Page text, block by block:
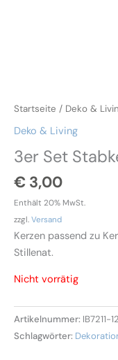
Startseite / Deko &
Deko & Living
3er Set
€ 3,00
Enthält 20% MwSt.
zzgl.Versand
Kerzen passend zu
Stillenat.
Nicht vorrätig
Artikelnummer: IB7211-12
Schlagwörter: